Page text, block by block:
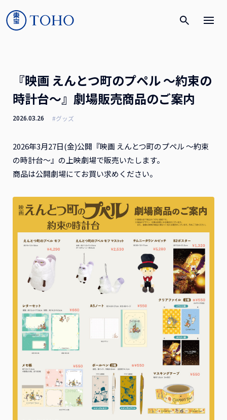
『映画 えんとつ町のプペル 〜約束の
時計台〜』劇場販売商品のご案内
2026.03.26 #グッズ
2026年3月27日(金)公開『映画 えんとつ町のプペル 〜約束
の時計台〜』の上映劇場で販売いたします。
商品は公開劇場にてお買い求めください。